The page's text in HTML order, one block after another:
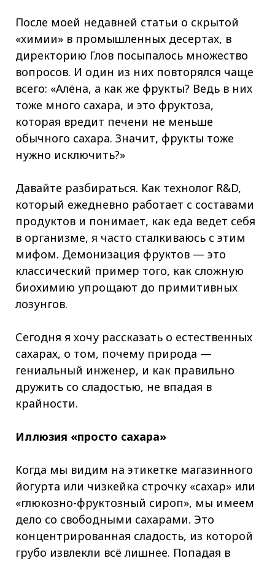
После моей недавней статьи о скрытой
«химии» в промышленных десертах, в
директорию Глов посыпалось множество
вопросов. И один из них повторялся чаще
всего: «Алёна, а как же фрукты? Ведь в них
тоже много сахара, и это фруктоза,
которая вредит печени не меньше
обычного сахара. Значит, фрукты тоже
нужно исключить?»
Давайте разбираться. Как технолог R&D,
который ежедневно работает с составами
продуктов и понимает, как еда ведет себя
в организме, я часто сталкиваюсь с этим
мифом. Демонизация фруктов — это
классический пример того, как сложную
биохимию упрощают до примитивных
лозунгов.
Сегодня я хочу рассказать о естественных
сахарах, о том, почему природа —
гениальный инженер, и как правильно
дружить со сладостью, не впадая в
крайности.
Иллюзия «просто сахара»
Когда мы видим на этикетке магазинного
йогурта или чизкейка строчку «сахар» или
«глюкозно-фруктозный сироп», мы имеем
дело со свободными сахарами. Это
концентрированная сладость, из которой
грубо извлекли всё лишнее. Попадая в